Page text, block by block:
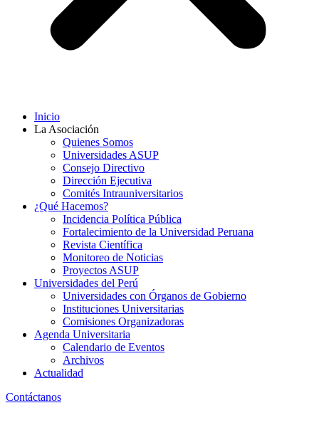
Inicio
La Asociación
Quienes Somos
Universidades ASUP
Consejo Directivo
Dirección Ejecutiva
Comités Intrauniversitarios
¿Qué Hacemos?
Incidencia Política Pública
Fortalecimiento de la Universidad Peruana
Revista Científica
Monitoreo de Noticias
Proyectos ASUP
Universidades del Perú
Universidades con Órganos de Gobierno
Instituciones Universitarias
Comisiones Organizadoras
Agenda Universitaria
Calendario de Eventos
Archivos
Actualidad
Contáctanos